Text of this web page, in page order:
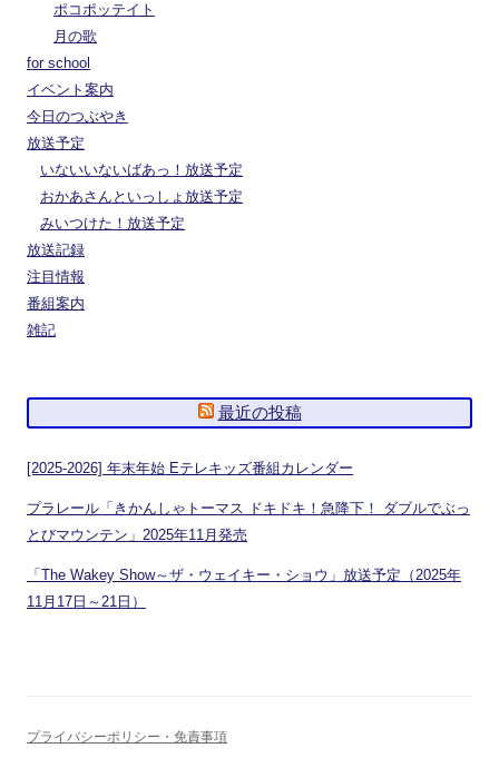
ポコポッテイト
月の歌
for school
イベント案内
今日のつぶやき
放送予定
いないいないばあっ！放送予定
おかあさんといっしょ放送予定
みいつけた！放送予定
放送記録
注目情報
番組案内
雑記
最近の投稿
[2025-2026] 年末年始 Eテレキッズ番組カレンダー
プラレール「きかんしゃトーマス ドキドキ！急降下！ ダブルでぶっ
とびマウンテン」2025年11月発売
「The Wakey Show～ザ・ウェイキー・ショウ」放送予定（2025年
11月17日～21日）
プライバシーポリシー・免責事項